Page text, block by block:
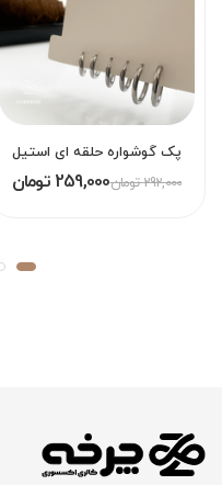
پک گوشواره حلقه ای استیل
259,000 تومان 292,000 تومان